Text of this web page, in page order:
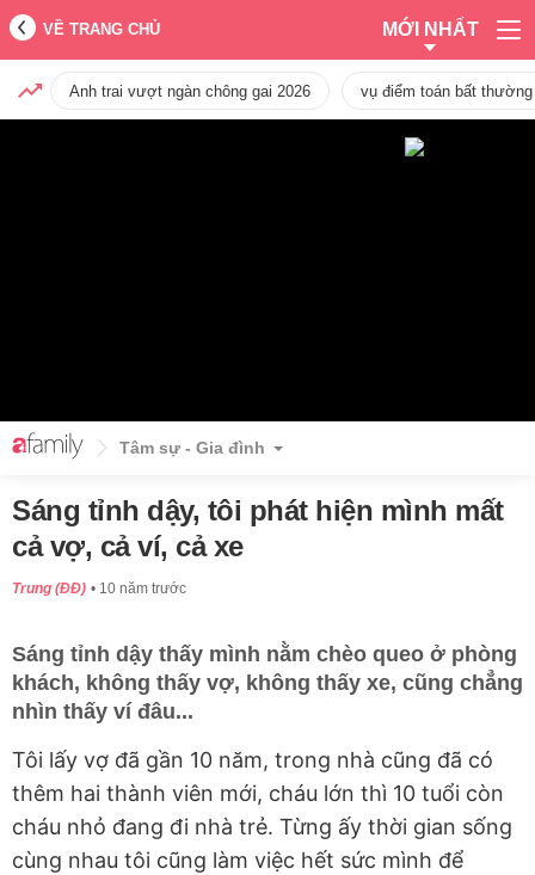
VỀ TRANG CHỦ MỚI NHẤT
Anh trai vượt ngàn chông gai 2026 vụ điểm toán bất
Tâm sự - Gia đình
Sáng tỉnh dậy, tôi phát hiện mình mất
cả vợ, cả ví, cả xe
Trung (ĐĐ) 10 năm trước
Sáng tỉnh dậy thấy mình nằm chèo queo ở phòng
khách, không thấy vợ, không thấy xe, cũng chẳng
nhìn thấy ví đâu...
Tôi lấy vợ đã gần 10 năm, trong nhà cũng đã có
thêm hai thành viên mới, cháu lớn thì 10 tuổi còn
cháu nhỏ đang đi nhà trẻ. Từng ấy thời gian sống
cùng nhau tôi cũng làm việc hết sức mình để